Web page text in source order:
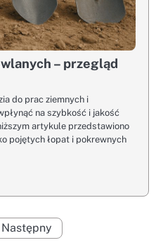
– przegląd
do prac ziemnych i
na szybkość i jakość
artykule przedstawiono
pojętych łopat i pokrewnych
Stronicowanie
Następny